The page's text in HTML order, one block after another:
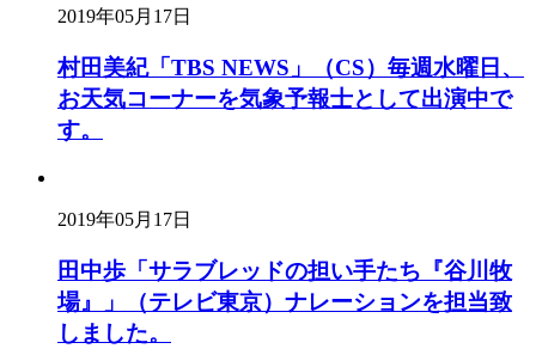
2019年05月17日
村田美紀「TBS NEWS」（CS）毎週水曜日、
お天気コーナーを気象予報士として出演中で
す。
2019年05月17日
田中歩「サラブレッドの担い手たち『谷川牧
場』」（テレビ東京）ナレーションを担当致
しました。